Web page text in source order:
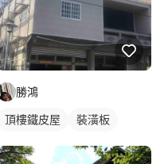
勝鴻
頂樓鐵皮屋 裝潢板